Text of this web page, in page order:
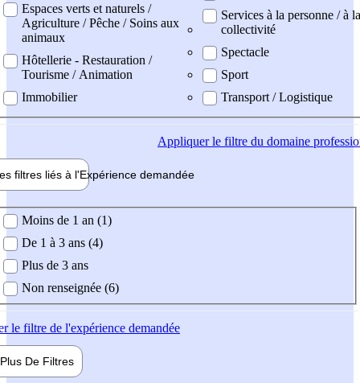
Espaces verts et naturels /
Agriculture / Pêche / Soins aux
animaux
Hôtellerie - Restauration /
Tourisme / Animation
Immobilier
Services à la personne / à la
collectivité
Spectacle
Sport
Transport / Logistique
Appliquerle filtre du domaine
filtres liés à l'Expérience demandée
demandée
Moins de 1 an (1)
De 1 à 3 ans (4)
Plus de 3 ans
Non renseignée (6)
le filtre de l'expérience demandée
Plus De Filtres